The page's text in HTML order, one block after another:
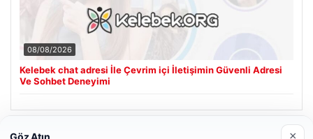
08/08/2026
Kelebek chat adresi İle Çevrim içi İletişimin Güvenli Adresi
Ve Sohbet Deneyimi
Göz Atın ×